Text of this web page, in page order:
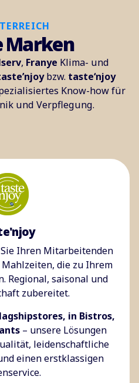
Marken
, Franye Klima- und
bzw. taste‘njoy
Know-how für
und Verpflegung.
Ihren Mitarbeitenden
die zu Ihrem
Regional, saisonal und
zubereitet.
in Bistros,
– unsere Lösungen
leidenschaftliche
einen erstklassigen